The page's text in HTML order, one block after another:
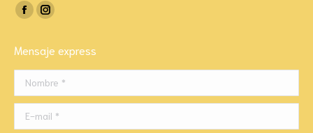
Encuéntranos en:
Facebook
opens
in
new
Instagram
opens
in
new
Mensaje express
Nombre *
E-mail *